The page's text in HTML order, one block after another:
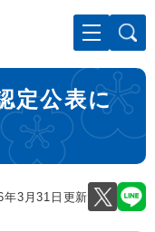
へ
定公表に
年3月31日更新